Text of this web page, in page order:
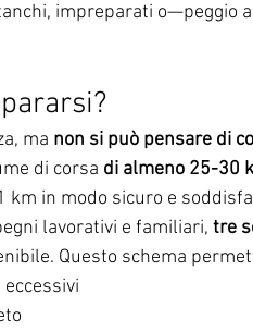
impreparati o—peggio
ma non si può pensare di
di corsa di almeno 25-30
in modo sicuro e
lavorativi e familiari, tre
Questo schema